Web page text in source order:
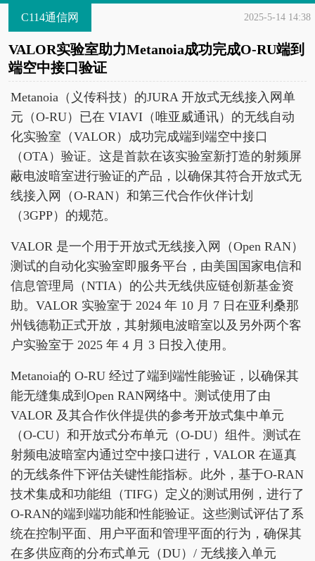
C114通信网 2025-5-14 14:38
VALOR实验室助力Metanoia成功完成O-RU端到
端空中接口验证
Metanoia（义传科技）的JURA 开放式无线接入网单
元（O-RU）已在 VIAVI（唯亚威通讯）的无线自动
化实验室（VALOR）成功完成端到端空中接口
（OTA）验证。这是首款在该实验室新打造的射频屏
蔽电波暗室进行验证的产品，以确保其符合开放式无
线接入网（O-RAN）和第三代合作伙伴计划
（3GPP）的规范。
VALOR 是一个用于开放式无线接入网（Open RAN）
测试的自动化实验室即服务平台，由美国国家电信和
信息管理局（NTIA）的公共无线供应链创新基金资
助。VALOR 实验室于 2024 年 10 月 7 日在亚利桑那
州钱德勒正式开放，其射频电波暗室以及另外两个客
户实验室于 2025 年 4 月 3 日投入使用。
Metanoia的 O-RU 经过了端到端性能验证，以确保其
能无缝集成到Open RAN网络中。测试使用了由
VALOR 及其合作伙伴提供的参考开放式集中单元
（O-CU）和开放式分布单元（O-DU）组件。测试在
射频电波暗室内通过空中接口进行，VALOR 在逼真
的无线条件下评估关键性能指标。此外，基于O-RAN
技术集成和功能组（TIFG）定义的测试用例，进行了
O-RAN的端到端功能和性能验证。这些测试评估了系
统在控制平面、用户平面和管理平面的行为，确保其
在多供应商的分布式单元（DU）/ 无线接入单元